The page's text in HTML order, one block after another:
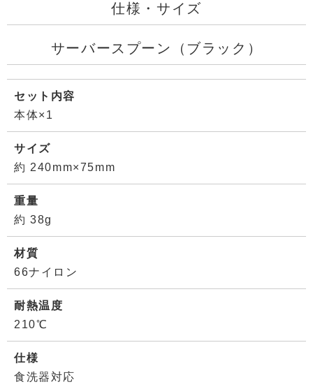
仕様・サイズ
サーバースプーン（ブラック）
セット内容
本体×1
サイズ
約 240mm×75mm
重量
約 38g
材質
66ナイロン
耐熱温度
210℃
仕様
食洗器対応